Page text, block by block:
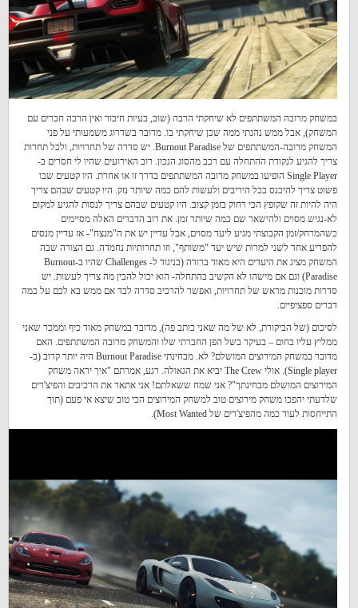
במשחק מרובה המשתתפים לא שיחקתי הרבה (שוב, בעיות חיבור ואין הרבה חברים עם
המשחק), אבל ממש נהנתי ממה שכן שיחקתי בו. מדובר בשדרוג משמעותי על פני
המשחק מרובה-המשתתפים של Burnout Paradise. יש סדרה של תחרויות, ולכל תחרות
צריך להגיע לנקודת ההתחלה עם רכב מהסוג הנכון. רוב האירועים שהיו לי חסרים ב-
Single Player הופיעו במשחק מרובה המשתתפים בדרך זו או אחרת. היו קטעים שבו
פשוט צריך להיכנס בכל היריבים ולעשות להם כמה שיותר נזק. היו קטעים שבהם צריך
היה להיות זה שקופץ הכי רחוק בזמן קצוב. היו קטעים שבהם צריך לנסות להגיע למקום
לא-נגיש מסוים ולהישאר שם כמה שיותר זמן. את רוב הדברים האלה מסיימים
כשהמרחק/זמן הקבוצתי מגיע ליעד מסוים, אבל עדיין יש את ה"מנצח"- אז עדיין מנסים
להפריע אחד לשני למרות שיש יעד "משותף", וזו תחרותיות נחמדה. גם הצורה שבה
המשחק מציג את היעדים היא מאוד ברורה (בניגוד ל- Challenges שהיו ב-Burnout
Paradise) וגם אם מישהו לא הקשיב בהתחלה- הוא יכול להבין מה צריך לעשות. יש
סדרות מוכנות מראש של תחרויות, ואפשר להרכיב סדרה לבד אם ממש בא לכם על כמה
דברים ספציפיים.
לסיכום (של הביקורת, לא של מה שאני כותב פה), מדובר במשחק מאוד כיף וממכר שאני
ממליץ עליו בחום – בעיקר בשל הפן החברתי שלו והמשחק מרובה המשתתפים. האם
מדובר במשחק המירוצים המושלם? לא. מבחינתי Burnout Paradise היה יותר קרוב (ב-
Single player). אולי The Crew יביא את הגאולה. רגע, אמרתם "איך יראה משחק
המירוצים המושלם מבחינתך"? אני שמח ששאלתם! אני אתאר את הרכיבים והפיצ'רים
שלדעתי יהפכו משחק מירוצים טוב למשחק המירוצים הכי טוב שיצא אי פעם (תוך
התייחסות לעוד כמה מהפיצ'רים של Most Wanted).